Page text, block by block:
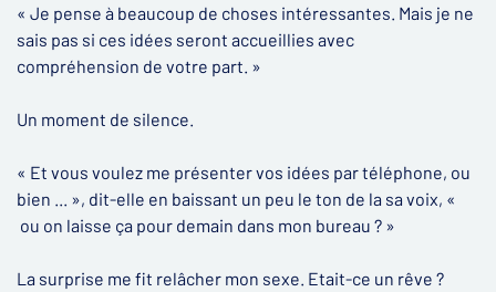
« Je pense à beaucoup de choses intéressantes. Mais je ne
sais pas si ces idées seront accueillies avec
compréhension de votre part. »
Un moment de silence.
« Et vous voulez me présenter vos idées par téléphone, ou
bien ... », dit-elle en baissant un peu le ton de la sa voix, «
ou on laisse ça pour demain dans mon bureau ? »
La surprise me fit relâcher mon sexe. Etait-ce un rêve ?